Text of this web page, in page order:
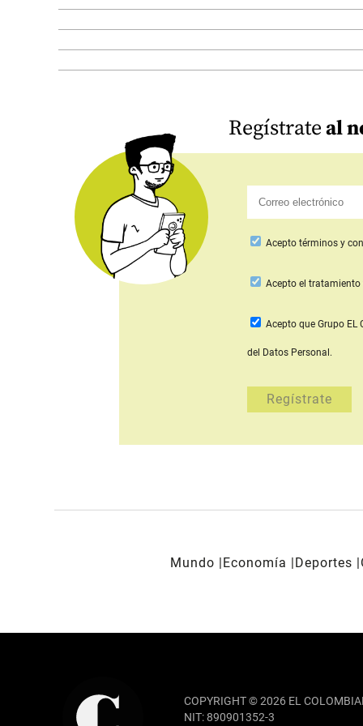
Regístrateal
Acepto términos y
Aceptoel tratamiento
Acepto que Grupo EL
del Datos Personal.
Mundo Economía Deportes
COPYRIGHT © 2026 EL
NIT: 890901352-3